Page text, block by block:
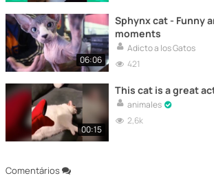
Comentários
06:06
Sphynx cat - Funny
moments
Adicto a los Gatos
421
00:15
This cat is a great
animales
2,6k